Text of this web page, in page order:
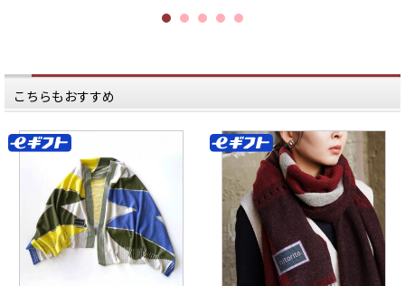
あたたかみのあるオレンジに囲まれ
って
カラーです。
そのユニークなデザインのほかに、
「切ってもほつれない、切りっぱな
し生地」
というものがあります。
「織り上げた生地に乾燥をかけて収
縮させ、
フェルト化する」という独自の製法
によって、
ウールの柔らかさを残しつつ、
切ってもほつれない不思議な性質を
持たせました。
こちらもおすすめ